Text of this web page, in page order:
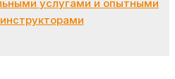
услугами и опытными
инструкторами